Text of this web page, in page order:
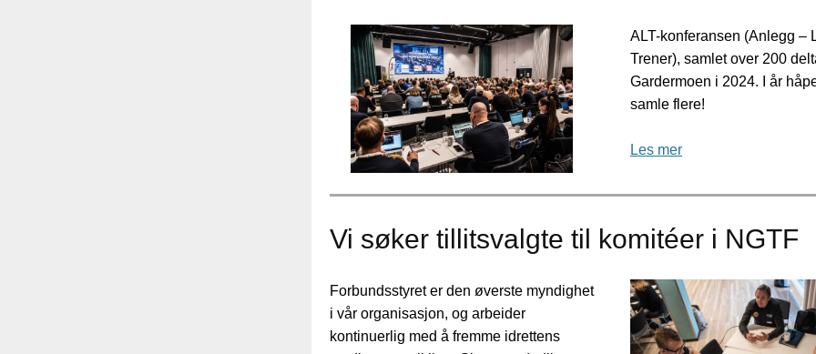
ALT-konferansen (Anlegg –
Trener), samlet over 200
Gardermoen i 2024. I år
samle flere!
Les mer
Vi søker tillitsvalgte til komitéer i NGTF
Forbundsstyret er den øverste myndighet
i vår organisasjon, og arbeider
kontinuerlig med å fremme idrettens